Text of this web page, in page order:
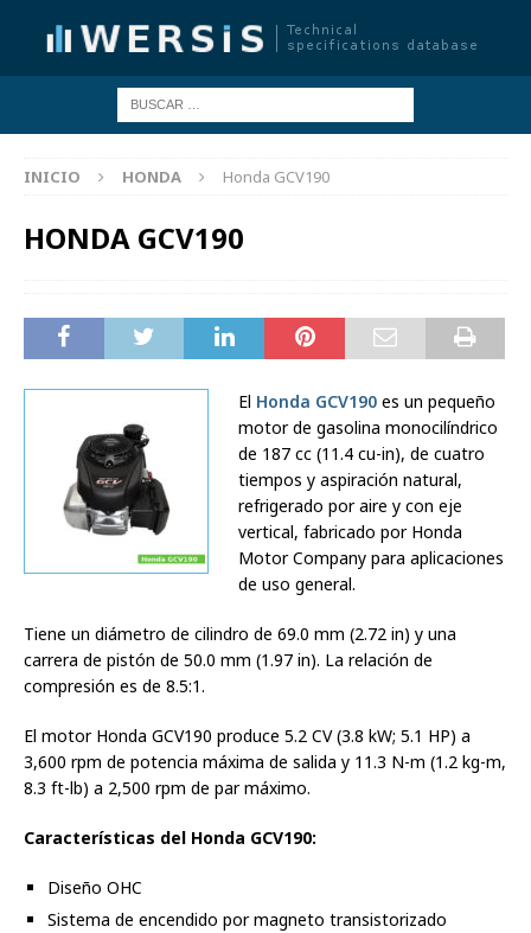
INICIO HONDA Honda GCV190
HONDA GCV190
El Honda GCV190 es un pequeño
motor de gasolina monocilíndrico
de 187 cc (11.4 cu-in), de cuatro
tiempos y aspiración natural,
refrigerado por aire y con eje
vertical, fabricado por Honda
Motor Company para aplicaciones
de uso general.
Tiene un diámetro de cilindro de 69.0 mm (2.72 in) y una
carrera de pistón de 50.0 mm (1.97 in). La relación de
compresión es de 8.5:1.
El motor Honda GCV190 produce 5.2 CV (3.8 kW; 5.1 HP) a
3,600 rpm de potencia máxima de salida y 11.3 N-m (1.2 kg-m,
8.3 ft-lb) a 2,500 rpm de par máximo.
Características del Honda GCV190:
Diseño OHC
Sistema de encendido por magneto transistorizado